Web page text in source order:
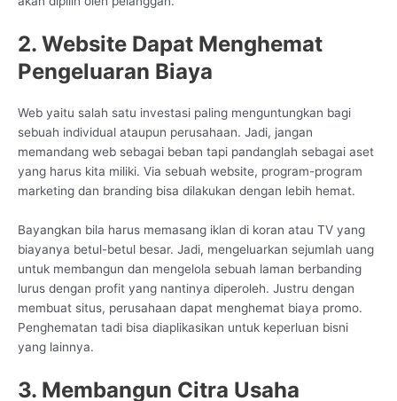
2. Website Dapat Menghemat
Pengeluaran Biaya
Web yaitu salah satu investasi paling menguntungkan bagi
sebuah individual ataupun perusahaan. Jadi, jangan
memandang web sebagai beban tapi pandanglah sebagai aset
yang harus kita miliki. Via sebuah website, program-program
marketing dan branding bisa dilakukan dengan lebih hemat.
Bayangkan bila harus memasang iklan di koran atau TV yang
biayanya betul-betul besar. Jadi, mengeluarkan sejumlah uang
untuk membangun dan mengelola sebuah laman berbanding
lurus dengan profit yang nantinya diperoleh. Justru dengan
membuat situs, perusahaan dapat menghemat biaya promo.
Penghematan tadi bisa diaplikasikan untuk keperluan bisni
yang lainnya.
3. Membangun Citra Usaha